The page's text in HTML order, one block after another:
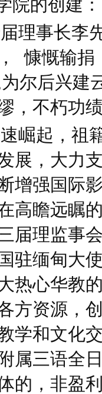
院的创建：
理事长李
慷慨输捐
尔后兴建
，不朽功
崛起，祖
展，大力
增强国际
高瞻远瞩
届理监事
驻缅甸大
热心华教
方资源，
学和文化
属三语全
的，非盈